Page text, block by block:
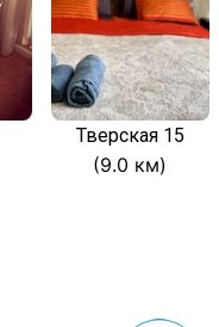
Тверская 15
(9.0 км)